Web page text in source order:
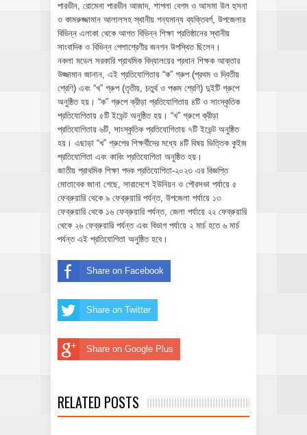
পারভীন, রোমেনা পারভীন আজাদ, শাপলা বেগম ও আসমা উল হুসনা
ও কামরুজ্জামান আলালসহ স্থানীয় গন্যমান্য ব্যক্তিবর্গ, উপজেলার
বিভিন্ন এলাকা থেকে আগত বিভিন্ন শিক্ষা প্রতিষ্ঠানের স্থানীয়
সাংবাদিক ও বিভিন্ন পেশাশ্রেণীর জনগন উপস্থিত ছিলেন।
নকলা মডেল সরকারি প্রাথমিক বিদ্যালয়ের প্রধান শিক্ষক আক্তার
উজ্জামান জানান, এই প্রতিযোগিতায় “ক” গ্রুপ (প্রথম ও দ্বিতীয়
শ্রেণি) এবং “খ” গ্রুপ (তৃতীয়, চতুর্থ ও পঞ্চম শ্রেণি) দুইটি গ্রুপে
অনুষ্ঠিত হয়। “ক” গ্রুপে ক্রীড়া প্রতিযোগিতায় ৪টি ও সাংস্কৃতিক
প্রতিযোগিতায় ৫টি ইভেন্ট অনুষ্ঠিত হয়। “খ” গ্রুপে ক্রীড়া
প্রতিযোগিতায় ৬টি, সাংস্কৃতিক প্রতিযোগিতায় ৭টি ইভেন্ট অনুষ্ঠিত
হয়। এছাড়া “খ” গ্রুপের শিক্ষর্থীদের মধ্যে ৪টি বিষয় ভিত্তিক কুইজ
প্রতিযোগিতা এবং কাবিং প্রতিযোগিতা অনুষ্ঠিত হয়।
জাতীয় প্রাথমিক শিক্ষা পদক প্রতিযোগিতা-২০২৩ এর বিজ্ঞপ্তি
মোতাবেক জানা গেছে, সারাদেশে ইউনিয়ন ও পৌরসভা পর্যায়ে ৫
ফেব্রুয়ারি থেকে ৯ ফেব্রুয়ারি পর্যন্ত, উপজেলা পর্যায়ে ১৩
ফেব্রুয়ারি থেকে ১৬ ফেব্রুয়ারি পর্যন্ত, জেলা পর্যায়ে ২২ ফেব্রুয়ারি
থেকে ২৬ ফেব্রুয়ারি পর্যন্ত এবং বিভাগ পর্যায়ে ২ মার্চ হতে ৬ মার্চ
পর্যন্ত এই প্রতিযোগিতা অনুষ্ঠিত হবে।
Share on Facebook
Share on Twitter
Share on Google Plus
RELATED POSTS